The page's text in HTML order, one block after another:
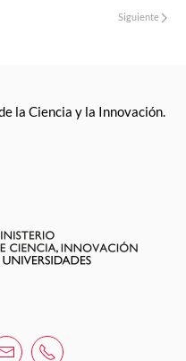
Siguiente
la Ciencia y la Innovación.